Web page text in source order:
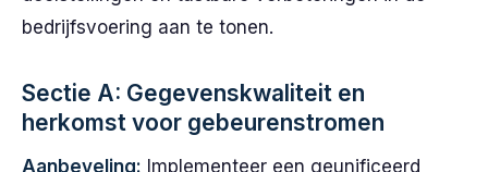
bedrijfsvoering aan te tonen.
Sectie A: Gegevenskwaliteit en
herkomst voor gebeurenstromen
Aanbeveling: Implementeer een geunificeerd